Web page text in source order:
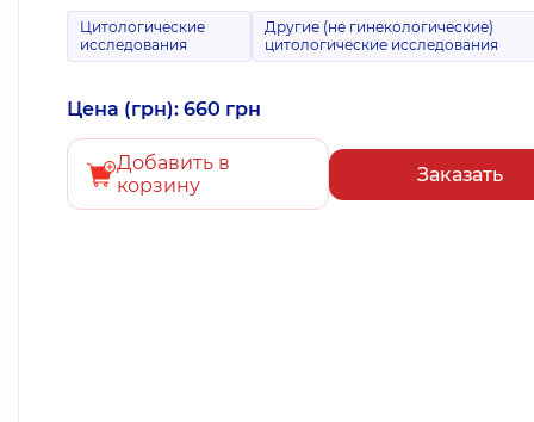
Цитологические
исследования
Другие (не гинекологические)
цитологические исследования
Цена (грн): 660 грн
Добавить в
корзину
Заказать